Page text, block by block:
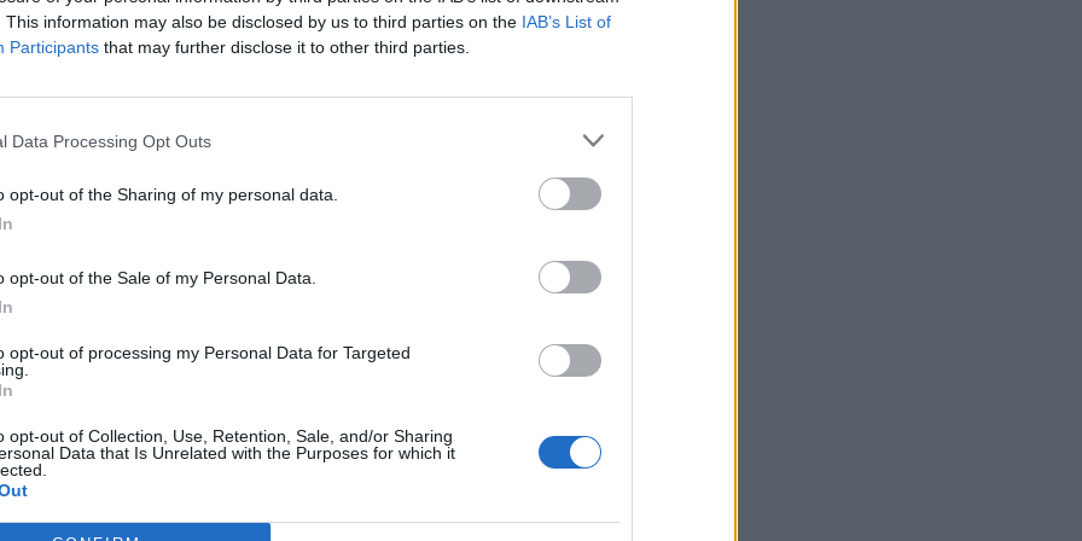
This information may also be disclosed by us to third parties on the IAB’s List of
Participants that may further disclose it to other third parties.
Data Processing Opt Outs
opt-out of the Sharing of my personal data.
opt-out of the Sale of my Personal Data.
opt-out of processing my Personal Data for Targeted
opt-out of Collection, Use, Retention, Sale, and/or Sharing
Data that Is Unrelated with the Purposes for which it
Λακωνίας που συμμετείχαν στο
οι εξής:
ΕΣΠΕΡΙΔΟΕΙΔΩΝ "ΛΑΚΩΝΙΑ", Α.Σ.Ε.Ε.
GROVES
LADOPOULOS INK
- MAROULAKOS NIKOS